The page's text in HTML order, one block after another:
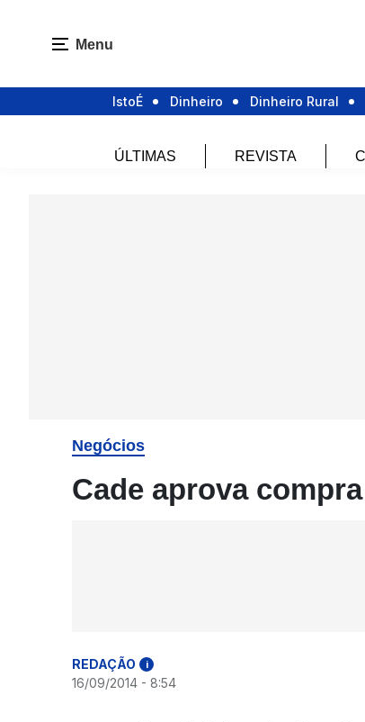
Menu
IstoÉ Dinheiro Dinheiro Rural
ÚLTIMAS REVISTA
Negócios
Cade aprova
REDAÇÃO i
16/09/2014 - 8:54